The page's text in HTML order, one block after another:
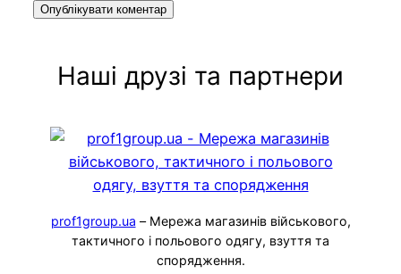
Наші друзі та партнери
prof1group.ua – Мережа магазинів військового,
тактичного і польового одягу, взуття та
спорядження.